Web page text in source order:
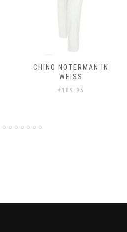
CHINO NOTERMAN IN
WEISS
€ 189.95